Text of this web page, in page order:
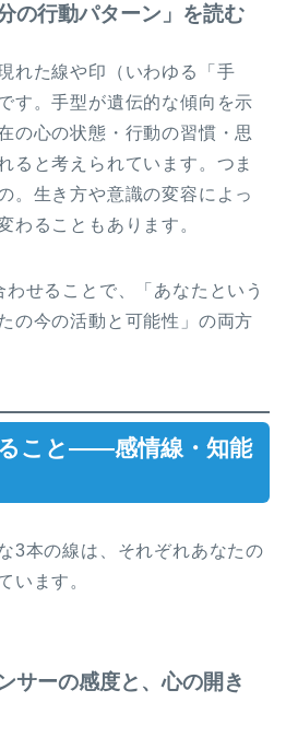
の行動パターン」を読む
れた線や印（いわゆる「手
す。手型が遺伝的な傾向を示
の心の状態・行動の習慣・思
ると考えられています。つま
。生き方や意識の変容によっ
わることもあります。
せることで、「あなたという
の今の活動と可能性」の両方
こと——感情線・知能
3本の線は、それぞれあなたの
います。
サーの感度と、心の開き